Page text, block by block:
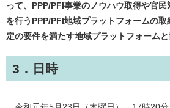
って、PPP/PFI事業のノウハウ取得や官
を行うPPP/PFI地域プラットフォームの
定の要件を満たす地域プラットフォームと
3．日時